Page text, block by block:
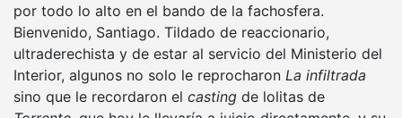
por todo lo alto en el bando de la fachosfera.
Bienvenido, Santiago. Tildado de reaccionario,
ultraderechista y de estar al servicio del Ministerio del
Interior, algunos no solo le reprocharon La infiltrada
sino que le recordaron el casting de lolitas de